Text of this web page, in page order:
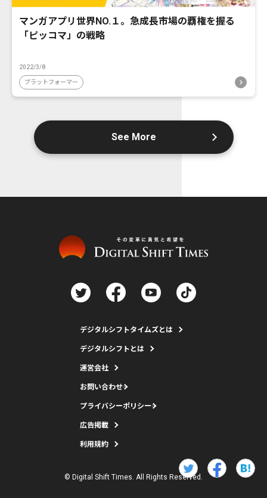
マンガアプリ世界NO.１。急成長市場の覇権を握る
「ピッコマ」の戦略
2022/3/8
プラットフォーマー
See More
デジタルシフトタイムズとは
デジタルシフトとは
運営会社
お問い合わせ
プライバシーポリシー
広告掲載
利用規約
© Digital Shift Times. All Rights Reserved.